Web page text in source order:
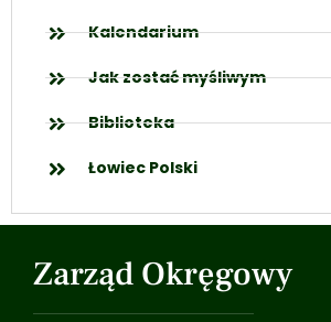
Kalendarium
Jak zostać myśliwym
Biblioteka
Łowiec Polski
Zarząd Okręgowy